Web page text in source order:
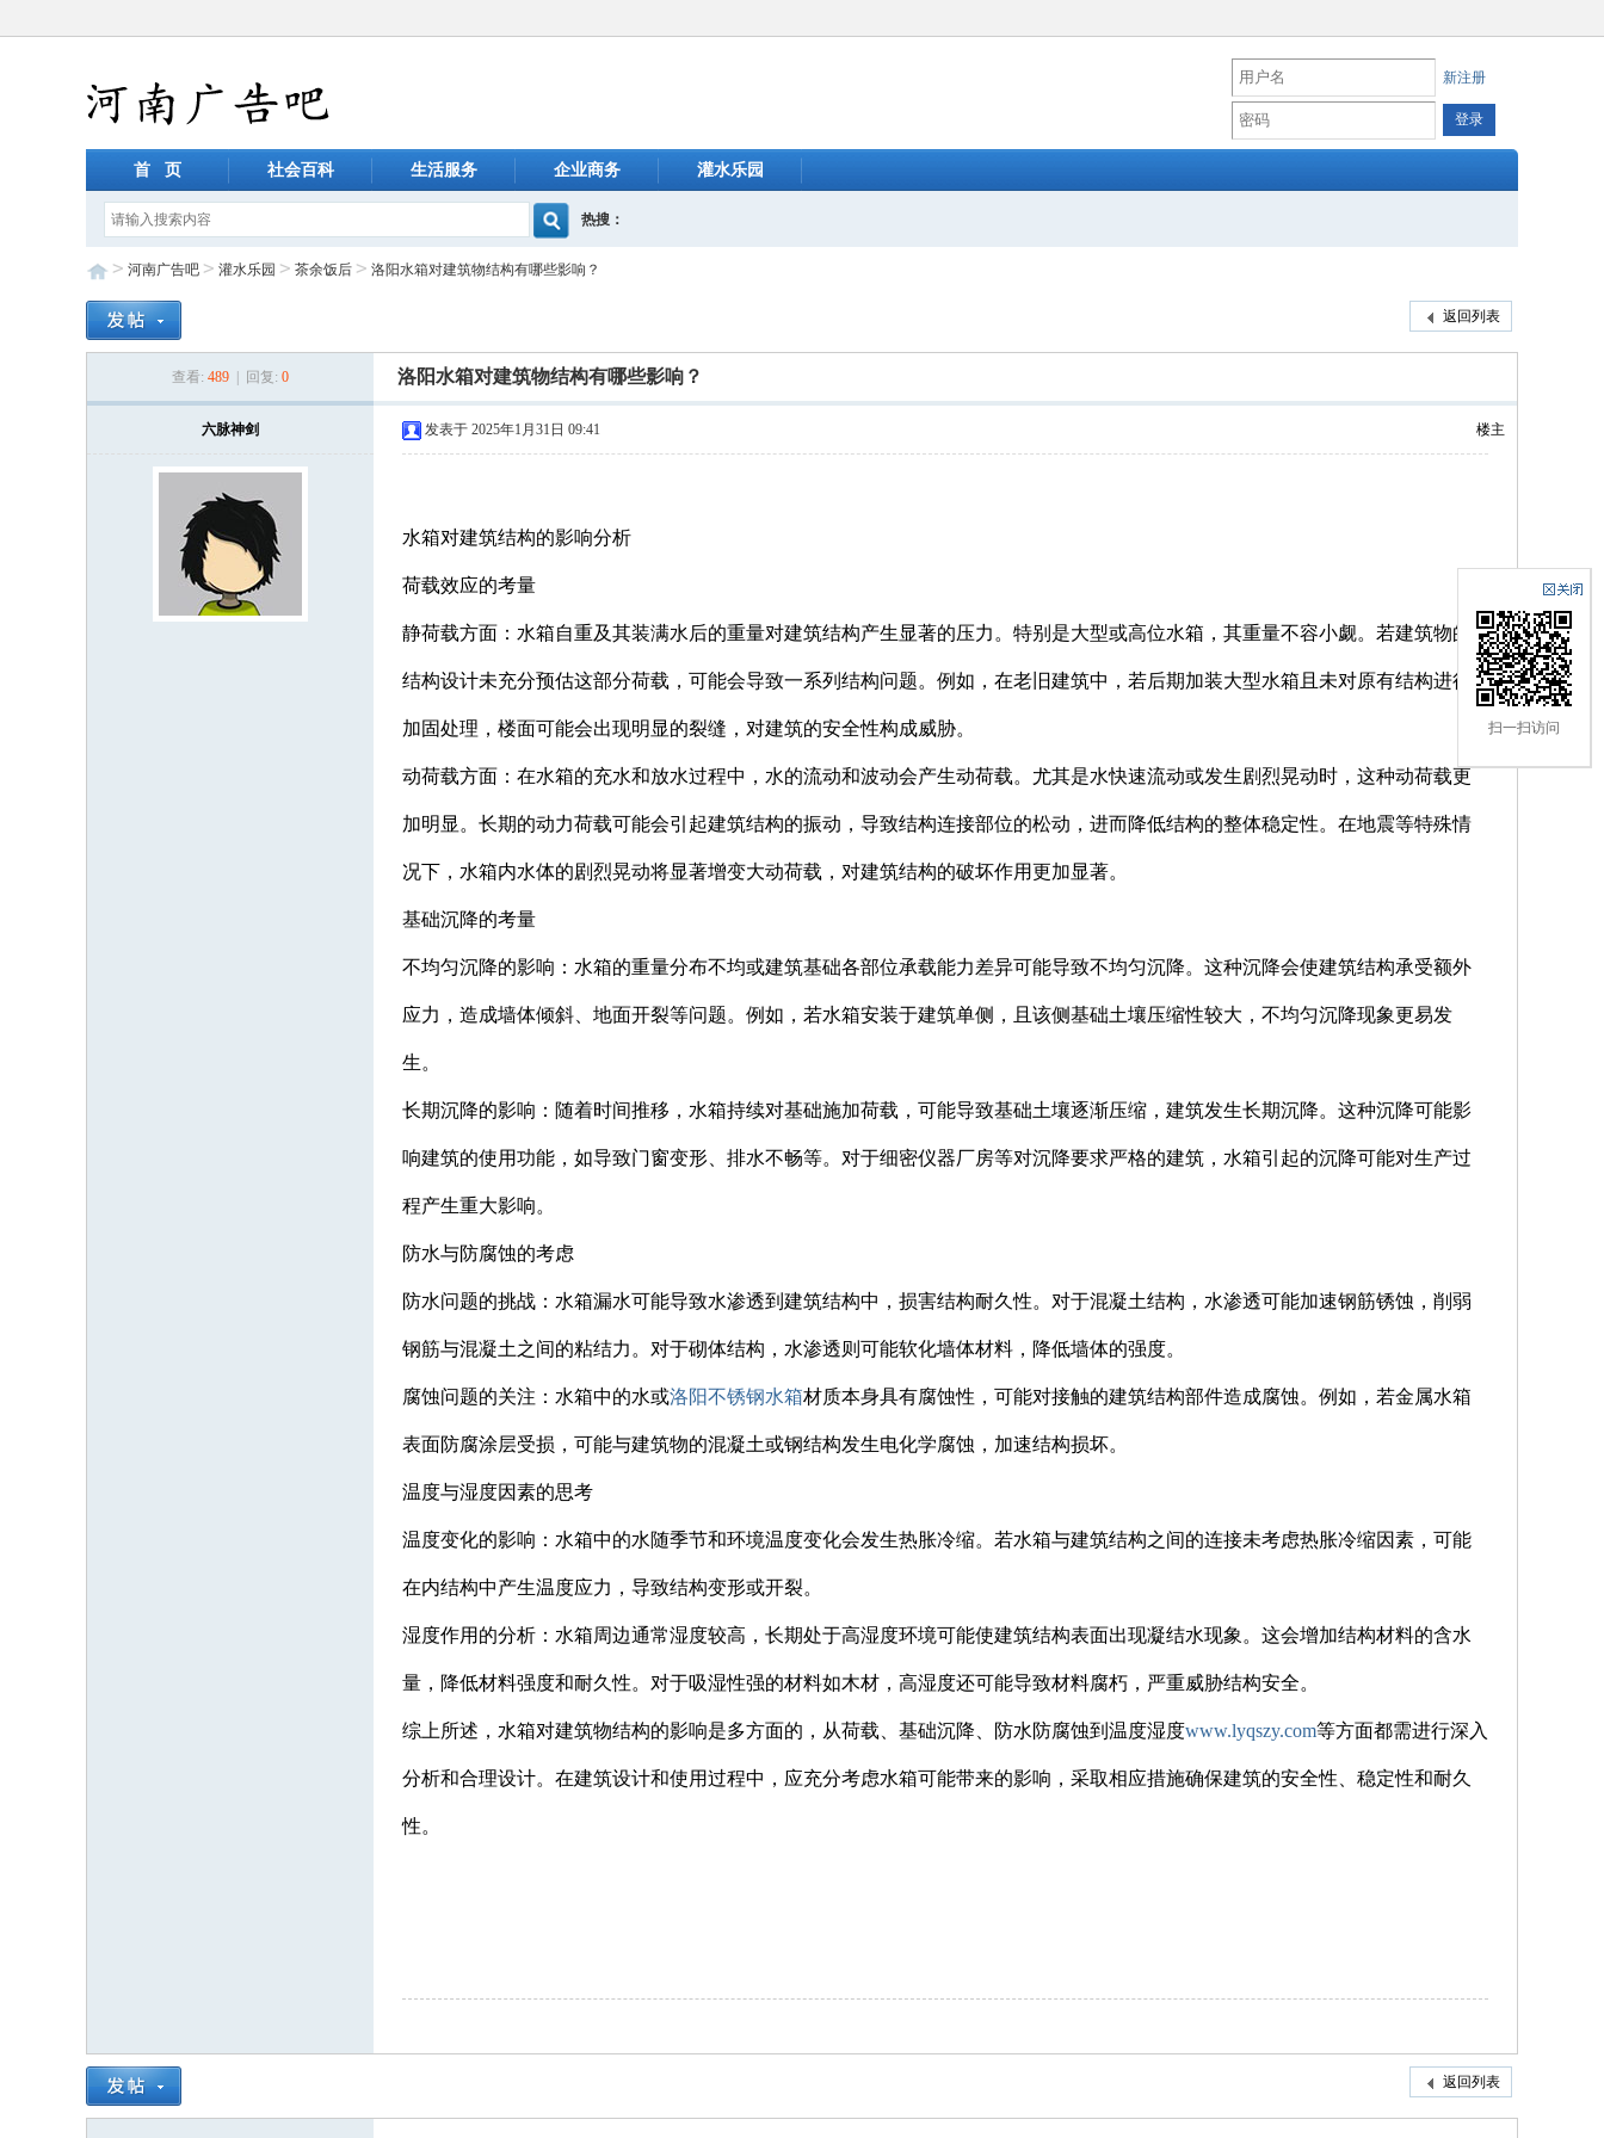
新注册
首 页 社会百科 生活服务 企业商务 灌水乐园
热搜：
> 河南广告吧 > 灌水乐园 > 茶余饭后 > 洛阳水箱对建筑物结构有哪些影响？
返回列表
查看: 489| 回复: 0
六脉神剑
洛阳水箱对建筑物结构有哪些影响？
楼主
发表于 2025年1月31日 09:41
水箱对建筑结构的影响分析
荷载效应的考量
静荷载方面：水箱自重及其装满水后的重量对建筑结构产生显著的压力。特别是大型或高位水箱，其重量不容小觑。若建筑物的
结构设计未充分预估这部分荷载，可能会导致一系列结构问题。例如，在老旧建筑中，若后期加装大型水箱且未对原有结构进行
加固处理，楼面可能会出现明显的裂缝，对建筑的安全性构成威胁。
动荷载方面：在水箱的充水和放水过程中，水的流动和波动会产生动荷载。尤其是水快速流动或发生剧烈晃动时，这种动荷载更
加明显。长期的动力荷载可能会引起建筑结构的振动，导致结构连接部位的松动，进而降低结构的整体稳定性。在地震等特殊情
况下，水箱内水体的剧烈晃动将显著增变大动荷载，对建筑结构的破坏作用更加显著。
基础沉降的考量
不均匀沉降的影响：水箱的重量分布不均或建筑基础各部位承载能力差异可能导致不均匀沉降。这种沉降会使建筑结构承受额外
应力，造成墙体倾斜、地面开裂等问题。例如，若水箱安装于建筑单侧，且该侧基础土壤压缩性较大，不均匀沉降现象更易发
生。
长期沉降的影响：随着时间推移，水箱持续对基础施加荷载，可能导致基础土壤逐渐压缩，建筑发生长期沉降。这种沉降可能影
响建筑的使用功能，如导致门窗变形、排水不畅等。对于细密仪器厂房等对沉降要求严格的建筑，水箱引起的沉降可能对生产过
程产生重大影响。
防水与防腐蚀的考虑
防水问题的挑战：水箱漏水可能导致水渗透到建筑结构中，损害结构耐久性。对于混凝土结构，水渗透可能加速钢筋锈蚀，削弱
钢筋与混凝土之间的粘结力。对于砌体结构，水渗透则可能软化墙体材料，降低墙体的强度。
腐蚀问题的关注：水箱中的水或洛阳不锈钢水箱材质本身具有腐蚀性，可能对接触的建筑结构部件造成腐蚀。例如，若金属水箱
表面防腐涂层受损，可能与建筑物的混凝土或钢结构发生电化学腐蚀，加速结构损坏。
温度与湿度因素的思考
温度变化的影响：水箱中的水随季节和环境温度变化会发生热胀冷缩。若水箱与建筑结构之间的连接未考虑热胀冷缩因素，可能
在内结构中产生温度应力，导致结构变形或开裂。
湿度作用的分析：水箱周边通常湿度较高，长期处于高湿度环境可能使建筑结构表面出现凝结水现象。这会增加结构材料的含水
量，降低材料强度和耐久性。对于吸湿性强的材料如木材，高湿度还可能导致材料腐朽，严重威胁结构安全。
综上所述，水箱对建筑物结构的影响是多方面的，从荷载、基础沉降、防水防腐蚀到温度湿度www.lyqszy.com等方面都需进行深入
分析和合理设计。在建筑设计和使用过程中，应充分考虑水箱可能带来的影响，采取相应措施确保建筑的安全性、稳定性和耐久
性。
返回列表
扫一扫访问